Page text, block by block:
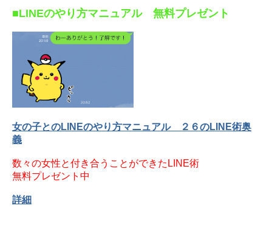
■LINEのやり方マニュアル 無料プレゼント
女の子とのLINEのやり方マニュアル ２６のLINE術奥
義
数々の女性と付き合うことができたLINE術
無料プレゼント中
詳細